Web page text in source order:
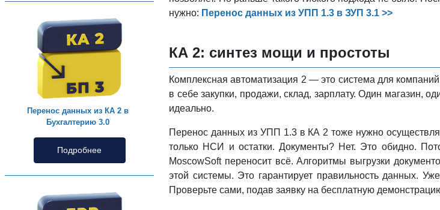
Перенос данных из КА 2 в
Бухгалтерию 3.0
Подробнее
нужно: Перенос данных из УПП 1.3 в ЗУП 3.1 >>
КА 2: синтез мощи и простоты
Комплексная автоматизация 2 — это система для
в себе закупки, продажи, склад, зарплату. Один магазин,
идеально.
Перенос данных из УПП 1.3 в КА 2 тоже нужно
только НСИ и остатки. Документы? Нет. Это обидно.
MoscowSoft переносит всё. Алгоритмы выгрузки
этой системы. Это гарантирует правильность данных.
Проверьте сами, подав заявку на бесплатную